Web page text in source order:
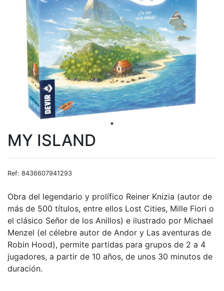
MY ISLAND
Ref: 8436607941293
Obra del legendario y prolífico Reiner Knizia (autor de
más de 500 títulos, entre ellos Lost Cities, Mille Fiori o
el clásico Señor de los Anillos) e ilustrado por Michael
Menzel (el célebre autor de Andor y Las aventuras de
Robin Hood), permite partidas para grupos de 2 a 4
jugadores, a partir de 10 años, de unos 30 minutos de
duración.